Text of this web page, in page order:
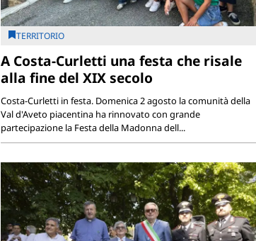
TERRITORIO
A Costa-Curletti una festa che risale
alla fine del XIX secolo
Costa-Curletti in festa. Domenica 2 agosto la comunità della
Val d'Aveto piacentina ha rinnovato con grande
partecipazione la Festa della Madonna dell...